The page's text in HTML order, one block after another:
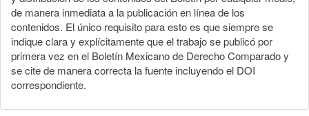
de manera inmediata a la publicación en línea de los
contenidos. El único requisito para esto es que siempre se
indique clara y explícitamente que el trabajo se publicó por
primera vez en el Boletín Mexicano de Derecho Comparado y
se cite de manera correcta la fuente incluyendo el DOI
correspondiente.